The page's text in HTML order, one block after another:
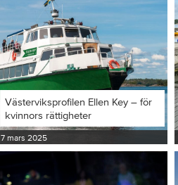
Västerviksprofilen Ellen Key – för
kvinnors rättigheter
7 mars 2025